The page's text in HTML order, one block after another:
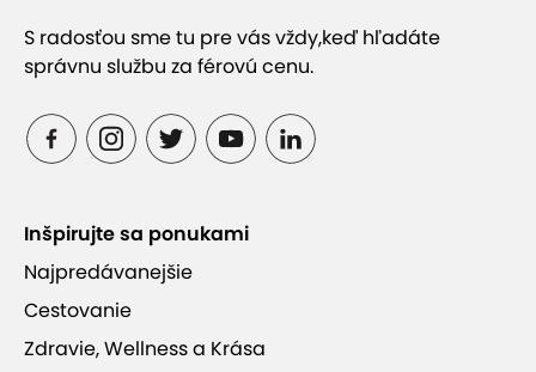
S radosťou sme tu pre vás vždy,keď hľadáte
správnu službu za férovú cenu.
Inšpirujte sa ponukami
Najpredávanejšie
Cestovanie
Zdravie, Wellness a Krása